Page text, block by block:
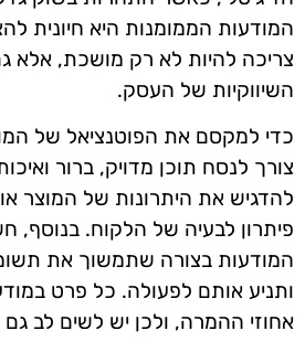
המודעות הממומנות היא חיונית
צריכה להיות לא רק מושכת, אלא
השיווקיות של העסק.
כדי למקסם את הפוטנציאל של
צורך לנסח תוכן מדויק, ברור
להדגיש את היתרונות של המוצר
פיתרון לבעיה של הלקוח. בנוסף,
המודעות בצורה שתמשוך את
ותניע אותם לפעולה. כל פרט
אחוזי ההמרה, ולכן יש לשים לב גם